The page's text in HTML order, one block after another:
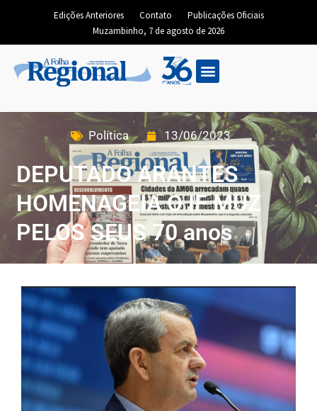
Edições Anteriores Contato
Publicações Oficiais
Muzambinho, 7 de agosto de 2026
Política 13/06/2023
DEPUTADO ARANTES
HOMENAGEIA O IF MUZ
PELOS SEUS 70 anos